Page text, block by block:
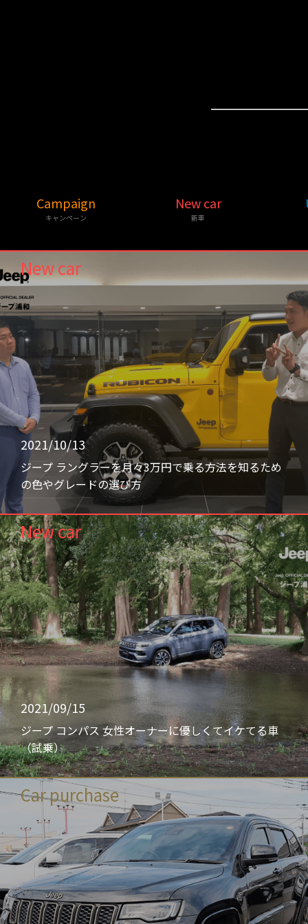
Campaign
キャンペーン
New car
新車
New car
2021/10/13
ジープ ラングラーを月々3万円で乗る方法を知るため
の色やグレードの選び方
New car
2021/09/15
ジープ コンパス 女性オーナーに優しくてイケてる車
（試乗）
Car purchase